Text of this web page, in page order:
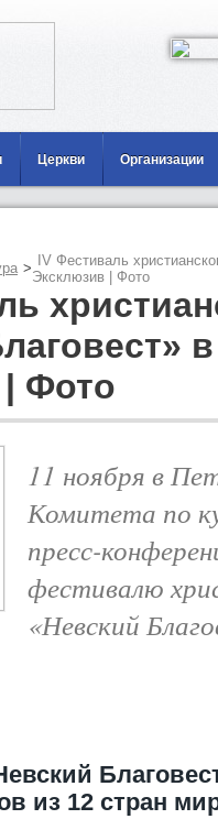
Церкви Организации
>
IV Фестиваль
Эксклюзив | Фото
Фото
11 ноября в
Комитета по
пресс-
фестивалю
«Невский
из 12 стран